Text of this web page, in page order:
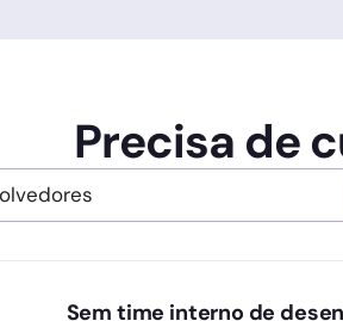
Precisa de
Sem time interno de